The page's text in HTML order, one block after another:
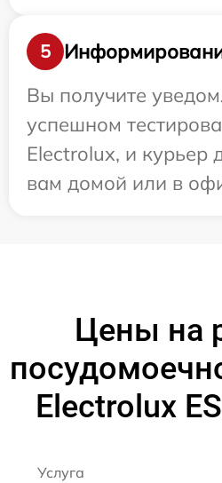
5
Вы получите
успешном
Electrolux, и курьер
вам домой или в
Цены на
Electrolux
Услуга